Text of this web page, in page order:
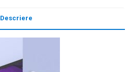
Descriere